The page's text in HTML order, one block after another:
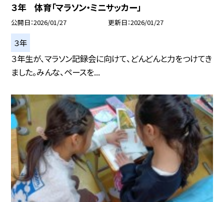
３年 体育「マラソン・ミニサッカー」
公開日 2026/01/27 更新日 2026/01/27
３年
３年生が、マラソン記録会に向けて、どんどんと力をつけてき
ました。みんな、ペースを...